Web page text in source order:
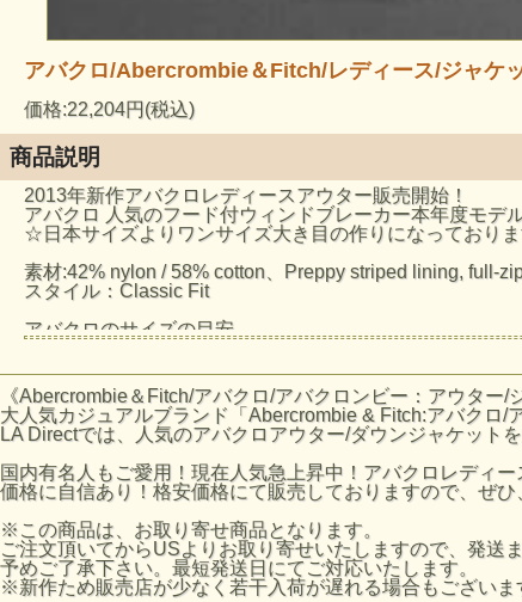
アバクロ/Abercrombie＆Fitch/レディース/ジャケ
価格:22,204円(税込)
商品説明
2013年新作アバクロレディースアウター販売開始！
アバクロ 人気のフード付ウィンドブレーカー本年度モデ
☆日本サイズよりワンサイズ大き目の作りになっておりま
素材:42% nylon / 58% cotton、Preppy striped lining, full-
スタイル：Classic Fit
アバクロのサイズの目安
Sサイズ:82-86cm
Mサイズ:87-91cm
※AFホームページのサイズ表数値になります。あくまで
《Abercrombie＆Fitch/アバクロ/アバクロンビー：アウター/
大人気カジュアルブランド「Abercrombie & Fitch:アバクロ/
LA Directでは、人気のアバクロアウター/ダウンジャケットを
国内有名人もご愛用！現在人気急上昇中！アバクロレディ
価格に自信あり！格安価格にて販売しておりますので、ぜひ
※この商品は、お取り寄せ商品となります。
ご注文頂いてからUSよりお取り寄せいたしますので、発送
予めご了承下さい。最短発送日にてご対応いたします。
※新作ため販売店が少なく若干入荷が遅れる場合もございま